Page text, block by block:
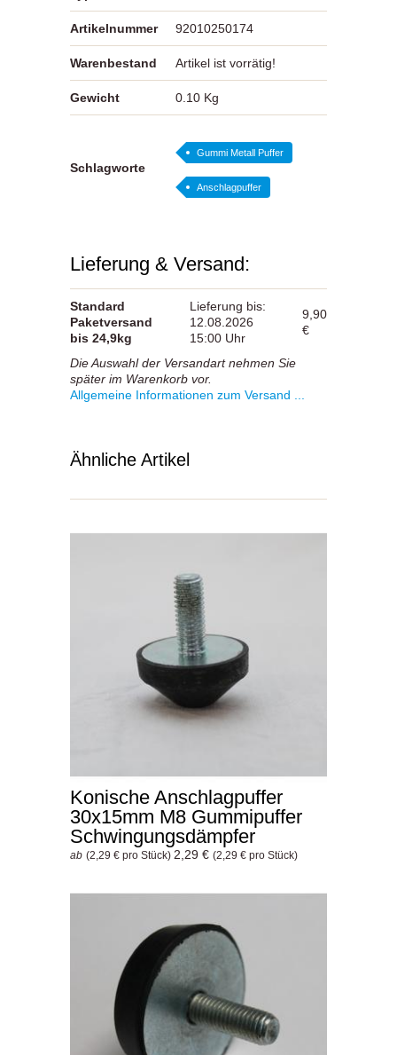
Artikelnummer 92010250174
Warenbestand Artikel ist vorrätig!
Gewicht 0.10 Kg
Schlagworte
Gummi Metall Puffer
Anschlagpuffer
Lieferung & Versand:
Standard
Paketversand
bis 24,9kg
Lieferung bis:
12.08.2026
15:00 Uhr
9,90
€
Die Auswahl der Versandart nehmen Sie
später im Warenkorb vor.
Allgemeine Informationen zum Versand ...
Ähnliche Artikel
Konische Anschlagpuffer
30x15mm M8 Gummipuffer
Schwingungsdämpfer
ab (2,29 € pro Stück) 2,29 € (2,29 € pro Stück)